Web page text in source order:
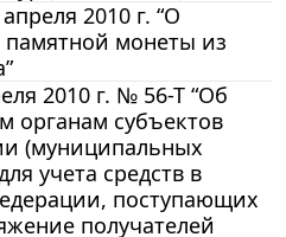
2010 г. “О
монеты из
2010 г. № 56-Т “Об
органам субъектов
(муниципальных
учета средств в
поступающих
получателей